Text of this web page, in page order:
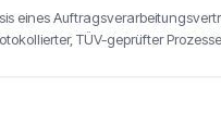
eines
TÜV-geprüfter